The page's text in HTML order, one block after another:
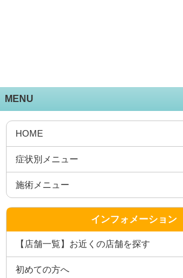
MENU
HOME
症状別メニュー
施術メニュー
インフォメーション
【店舗一覧】お近くの店舗を探す
初めての方へ